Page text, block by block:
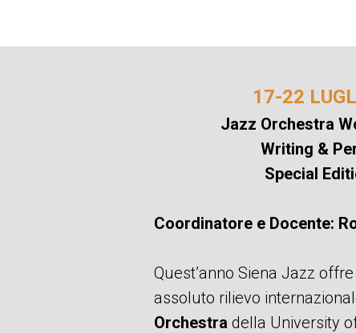
17-22
Jazz Orchestra
Writing &
Special
Coordinatore e Docente:
Quest’anno Siena Jazz
assoluto rilievo
Orchestra della University